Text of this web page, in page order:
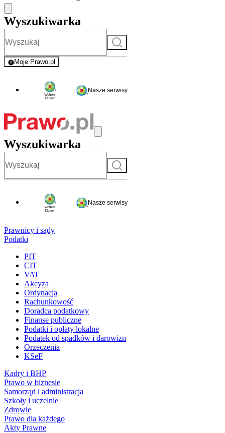
Wyszukiwarka
Szukaj
Moje Prawo.pl
- rejestracja i logowanie do serwisu
Nasze serwisy
Wyszukiwarka
Szukaj
Nasze serwisy
Prawnicy i sądy
Podatki
PIT
CIT
VAT
Akcyza
Ordynacja
Rachunkowość
Doradca podatkowy
Finanse publiczne
Podatki i opłaty lokalne
Podatek od spadków i darowizn
Orzeczenia
KSeF
Kadry i BHP
Prawo w biznesie
Samorząd i administracja
Szkoły i uczelnie
Zdrowie
Prawo dla każdego
Akty Prawne